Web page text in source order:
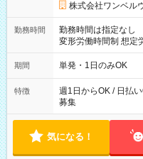
株式会社ワンベル
勤務時間
勤務時間は指定なし
変形労働時間制 想定労働時間160
～21：00
期間 単発・1日のみOK
特徴
週1日からOK / 日払
募集
気になる！